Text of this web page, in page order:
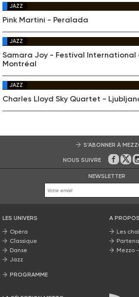
JAZZ
Pink Martini - Peralada
JAZZ
Samara Joy - Festival International
Montréal
JAZZ
Charles Lloyd Sky Quartet -
S’ABONNER À
NOUS SUIVRE SurSur
NEWSLETTER
LES UNIVERS
Opéra
Classique
Danse
Jazz
PROGRAMME
A
Les
Mezzo